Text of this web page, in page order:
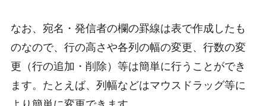
なお、宛名・発信者の欄の罫線は表で作成したも
のなので、行の高さや各列の幅の変更、行数の変
更（行の追加・削除）等は簡単に行うことができ
ます。たとえば、列幅などはマウスドラッグ等に